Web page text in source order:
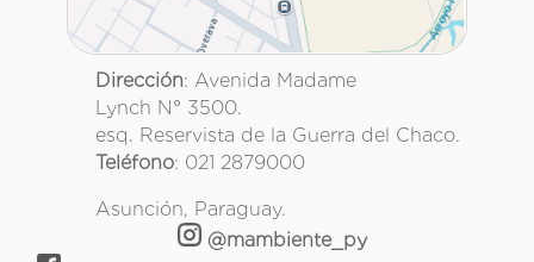
Dirección: Avenida Madame
Lynch N° 3500.
esq. Reservista de la Guerra del Chaco.
Teléfono: 021 2879000
Asunción, Paraguay.
@mambiente_py